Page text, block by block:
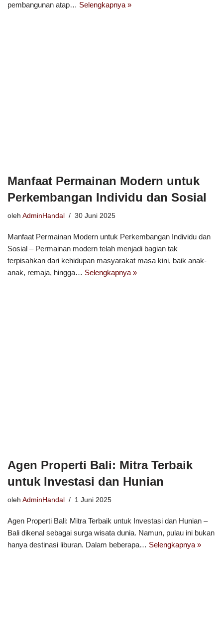
pembangunan atap… Selengkapnya »
Manfaat Permainan Modern untuk
Perkembangan Individu dan Sosial
oleh AdminHandal 30 Juni 2025
Manfaat Permainan Modern untuk Perkembangan Individu dan
Sosial – Permainan modern telah menjadi bagian tak
terpisahkan dari kehidupan masyarakat masa kini, baik anak-
anak, remaja, hingga… Selengkapnya »
Agen Properti Bali: Mitra Terbaik
untuk Investasi dan Hunian
oleh AdminHandal 1 Juni 2025
Agen Properti Bali: Mitra Terbaik untuk Investasi dan Hunian –
Bali dikenal sebagai surga wisata dunia. Namun, pulau ini bukan
hanya destinasi liburan. Dalam beberapa… Selengkapnya »